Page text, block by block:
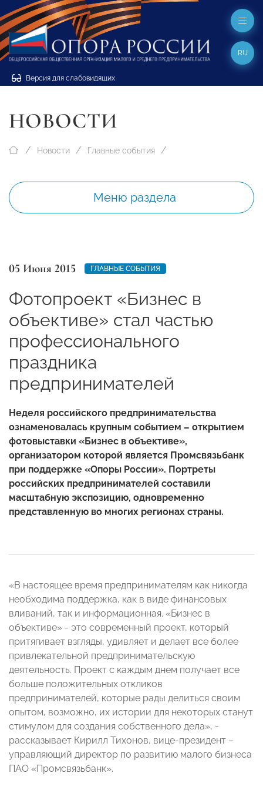
Версия для слабовидящих
RU
НОВОСТИ
Новости Главные события
Меню раздела
05 Июня 2015 ГЛАВНЫЕ СОБЫТИЯ
Фотопроект «Бизнес в
объективе» стал частью
профессионального
праздника
предпринимателей
Неделя российского предпринимательства
ознаменовалась крупным событием – открытием
фотовыставки «Бизнес в объективе»,
организатором которой является Промсвязьбанк
при поддержке «Опоры России». Портреты
российских предпринимателей составили
масштабную экспозицию, одновременно
представленную во многих регионах страны.
«В настоящее время предпринимателям как никогда
необходима поддержка, как в виде финансовых
вливаний, так и информационная. «Бизнес в
объективе» - это современный проект, который
притягивает взгляды, удивляет и делает все более
привлекательной предпринимательскую
деятельность. Проект с каждым днем получает все
больше положительных откликов
предпринимателей, которые рады делиться своим
опытом, возможно, их истории для некоторых станут
стимулом для создания собственного дела», -
рассказывает Кирилл Тихонов, вице-президент –
управляющий директор по развитию малого бизнеса
ПАО «Промсвязьбанк».